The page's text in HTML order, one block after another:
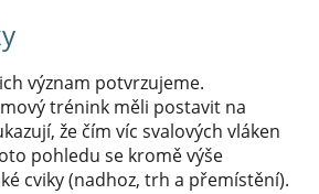
význam potvrzujeme.
trénink měli postavit na
že čím víc svalových vláken
pohledu se kromě výše
cviky (nadhoz, trh a přemístění).